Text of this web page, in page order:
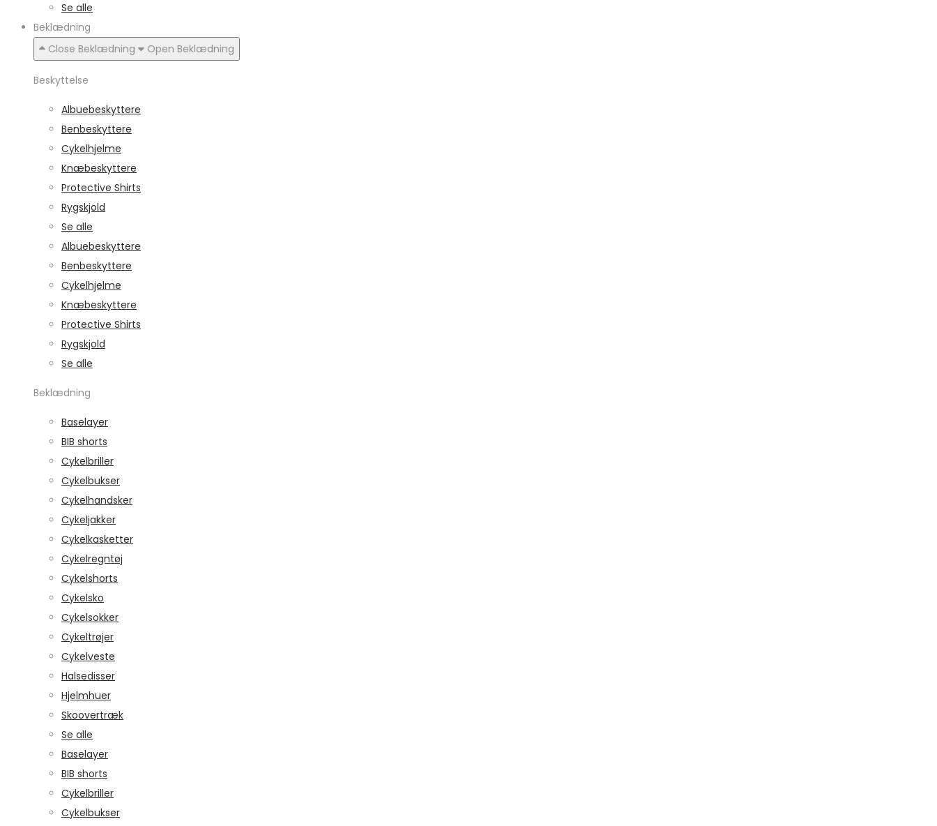
Se alle
Beklædning
Close Beklædning
Open Beklædning
Beskyttelse
Albuebeskyttere
Benbeskyttere
Cykelhjelme
Knæbeskyttere
Protective Shirts
Rygskjold
Se alle
Albuebeskyttere
Benbeskyttere
Cykelhjelme
Knæbeskyttere
Protective Shirts
Rygskjold
Se alle
Beklædning
Baselayer
BIB shorts
Cykelbriller
Cykelbukser
Cykelhandsker
Cykeljakker
Cykelkasketter
Cykelregntøj
Cykelshorts
Cykelsko
Cykelsokker
Cykeltrøjer
Cykelveste
Halsedisser
Hjelmhuer
Skoovertræk
Se alle
Baselayer
BIB shorts
Cykelbriller
Cykelbukser